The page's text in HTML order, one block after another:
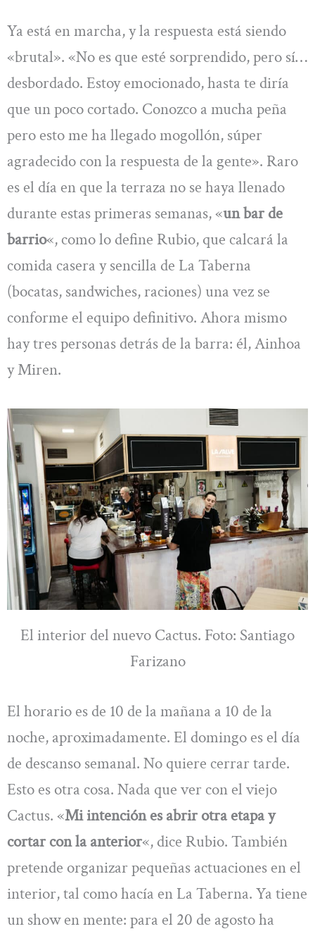
Ya está en marcha, y la respuesta está siendo
«brutal». «No es que esté sorprendido, pero sí…
desbordado. Estoy emocionado, hasta te diría
que un poco cortado. Conozco a mucha peña
pero esto me ha llegado mogollón, súper
agradecido con la respuesta de la gente». Raro
es el día en que la terraza no se haya llenado
durante estas primeras semanas, «un bar de
barrio«, como lo define Rubio, que calcará la
comida casera y sencilla de La Taberna
(bocatas, sandwiches, raciones) una vez se
conforme el equipo definitivo. Ahora mismo
hay tres personas detrás de la barra: él, Ainhoa
y Miren.
El interior del nuevo Cactus. Foto: Santiago
Farizano
El horario es de 10 de la mañana a 10 de la
noche, aproximadamente. El domingo es el día
de descanso semanal. No quiere cerrar tarde.
Esto es otra cosa. Nada que ver con el viejo
Cactus. «Mi intención es abrir otra etapa y
cortar con la anterior«, dice Rubio. También
pretende organizar pequeñas actuaciones en el
interior, tal como hacía en La Taberna. Ya tiene
un show en mente: para el 20 de agosto ha